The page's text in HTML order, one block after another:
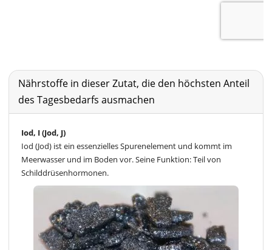
Nährstoffe in dieser Zutat, die den höchsten Anteil
des Tagesbedarfs ausmachen
Iod, I (Jod, J)
Iod (Jod) ist ein essenzielles Spurenelement und kommt im
Meerwasser und im Boden vor. Seine Funktion: Teil von
Schilddrüsenhormonen.